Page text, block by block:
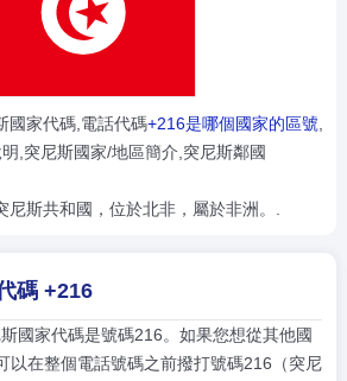
國家代碼,電話代碼+216是哪個國家的區號,
,突尼斯國家/地區簡介,突尼斯鄰國
尼斯共和國，位於北非，屬於非洲。.
碼 +216
國家代碼是號碼216。如果您想從其他國
以在整個電話號碼之前撥打號碼216（突尼